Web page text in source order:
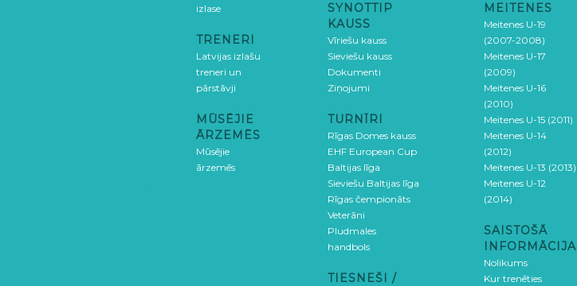
izlase
TRENERI
Latvijas izlašu
treneri un
pārstāvji
MŪSĒJIE
ĀRZEMĒS
Mūsējie
ārzemēs
SYNOTTIP
KAUSS
Vīriešu kauss
Sieviešu kauss
Dokumenti
Ziņojumi
TURNĪRI
Rīgas Domes kauss
EHF European Cup
Baltijas līga
Sieviešu Baltijas līga
Rīgas čempionāts
Veterāni
Pludmales
handbols
TIESNEŠI /
MEITENES
Meitenes U-19
(2007-2008)
Meitenes U-17
(2009)
Meitenes U-16
(2010)
Meitenes U-15 (2011)
Meitenes U-14
(2012)
Meitenes U-13 (2013)
Meitenes U-12
(2014)
SAISTOŠĀ
INFORMĀCIJA
Nolikums
Kur trenēties